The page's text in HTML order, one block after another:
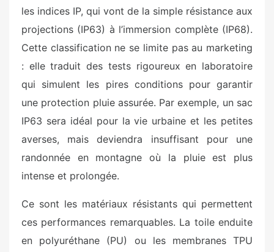
les indices IP, qui vont de la simple résistance aux
projections (IP63) à l’immersion complète (IP68).
Cette classification ne se limite pas au marketing
: elle traduit des tests rigoureux en laboratoire
qui simulent les pires conditions pour garantir
une protection pluie assurée. Par exemple, un sac
IP63 sera idéal pour la vie urbaine et les petites
averses, mais deviendra insuffisant pour une
randonnée en montagne où la pluie est plus
intense et prolongée.
Ce sont les matériaux résistants qui permettent
ces performances remarquables. La toile enduite
en polyuréthane (PU) ou les membranes TPU